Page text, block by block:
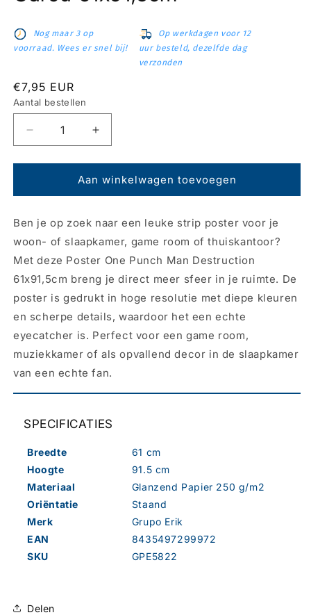
Nog maar 3 op
voorraad. Wees er snel bij!
Op werkdagen voor 12
uur besteld, dezelfde dag
verzonden
Normale
prijs
€7,95 EUR
Aantal bestellen
Aantal
verlagen
voor
One
Man
-
61x91,5cm
Aantal
verhogen
voor
Poster
One
Man
-
61x91,5cm
Aan winkelwagen toevoegen
Ben je op zoek naar een leuke strip poster voor je
woon- of slaapkamer, game room of thuiskantoor?
Met deze Poster One Punch Man Destruction
61x91,5cm breng je direct meer sfeer in je ruimte. De
poster is gedrukt in hoge resolutie met diepe kleuren
en scherpe details, waardoor het een echte
eyecatcher is. Perfect voor een game room,
muziekkamer of als opvallend decor in de slaapkamer
van een echte fan.
SPECIFICATIES
Breedte
61 cm
Hoogte
91.5 cm
Materiaal
Glanzend Papier 250 g/m2
Oriëntatie
Staand
Merk
Grupo Erik
EAN
8435497299972
SKU
GPE5822
Delen